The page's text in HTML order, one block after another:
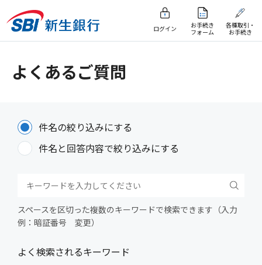
ログイン
お手続き
フォーム
各種取引・
お手続き
よくあるご質問
件名の絞り込みにする
件名と回答内容で絞り込みにする
スペースを区切った複数のキーワードで検索できます（入力
例：暗証番号 変更）
よく検索されるキーワード